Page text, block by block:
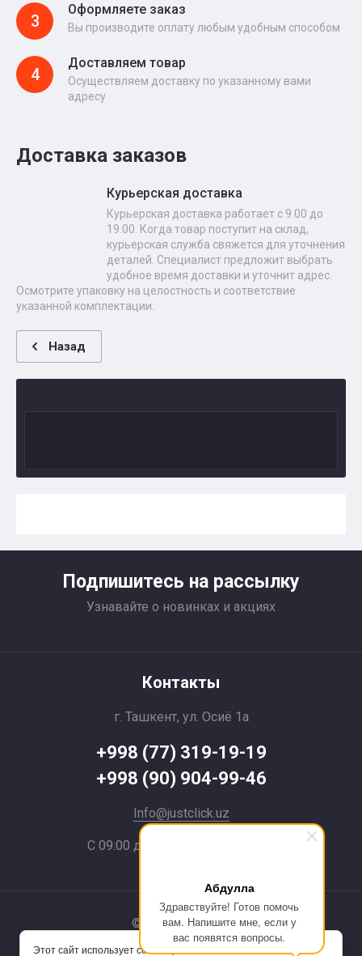
Абдулла
Здравствуйте! Готов помочь
вам. Напишите мне, если у
вас появятся вопросы.
3
Оформляете заказ
Вы производите оплату любым удобным способом
4
Доставляем товар
Осуществляем доставку по указанному вами
адресу
Доставка заказов
Курьерская доставка
Курьерская доставка работает с 9.00 до
19.00. Когда товар поступит на склад,
курьерская служба свяжется для уточнения
деталей. Специалист предложит выбрать
удобное время доставки и уточнит адрес.
Осмотрите упаковку на целостность и соответствие
указанной комплектации.
Назад
Подпишитесь на рассылку
Узнавайте о новинках и акциях
Контакты
г. Ташкент, ул. Осиё 1a
+998 (77) 319-19-19
+998 (90) 904-99-46
Info@justclick.uz
С 09:00 до 21:00 без выходных
© 2024 JustClick
Этот сайт использует cookie-файлы и